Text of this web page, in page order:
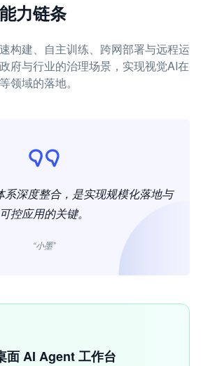
力链条
构建、自主训练、跨网部署与远程运
府与行业的治理场景，实现视觉AI在
领域的落地。
系深度整合，是实现规模化落地与
可控应用的关键。
“小墨”
AI Agent 工作台